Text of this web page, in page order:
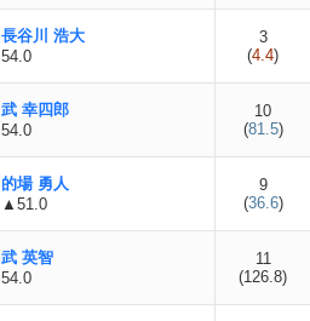
長谷川 浩大
54.0
3
(4.4)
武 幸四郎
54.0
10
(81.5)
的場 勇人
▲51.0
9
(36.6)
武 英智
54.0
11
(126.8)